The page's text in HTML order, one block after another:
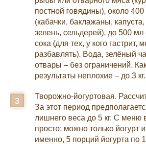
постной говядины), около
(кабачки, баклажаны,
зелень, сельдерей), до 500
сока (для тех, у кого гастрит,
разбавлять). Вода, зелёный
отвары – без ограничений.
результаты неплохие – до 3 кг.
Творожно-йогуртовая.
За этот период
лишнего веса до 5 кг. С меню
просто: можно только йогурт
именно, 5 порций йогурта по